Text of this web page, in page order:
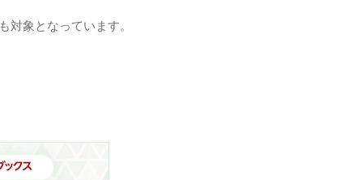
対象となっています。